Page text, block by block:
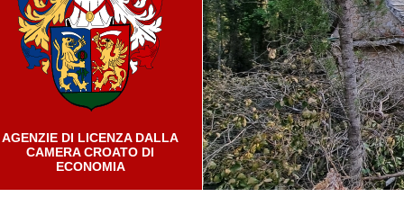
AGENZIE DI LICENZA DALLA
CAMERA CROATO DI
ECONOMIA